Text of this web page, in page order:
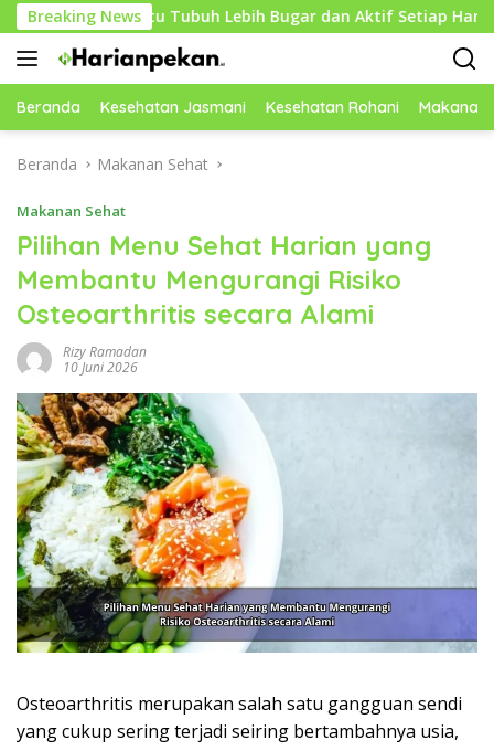
Langsung
ke
konten
Breaking News
Tubuh Lebih Bugar dan Aktif Setiap Hari
Beranda Kesehatan Jasmani Kesehatan Rohani Makanan
Beranda Makanan Sehat
Makanan Sehat
Pilihan Menu Sehat Harian yang
Membantu Mengurangi Risiko
Osteoarthritis secara Alami
Rizy Ramadan
10 Juni 2026
Osteoarthritis merupakan salah satu gangguan sendi
yang cukup sering terjadi seiring bertambahnya usia,